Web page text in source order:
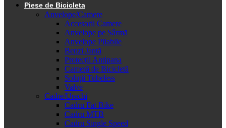
Piese de Bicicleta
Anvelope/Camere
Accesorii Camere
Anvelope pe Sârmă
Anvelope Pliabile
Benzi Jantă
Protecții Antipana
Cameră de Bicicletă
Soluții Tubeless
Valve
Cadre/Urechi
Cadru Fat Bike
Cadru MTB
Cadru Single Speed